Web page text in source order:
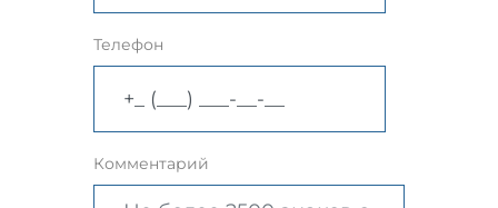
Телефон
Комментарий